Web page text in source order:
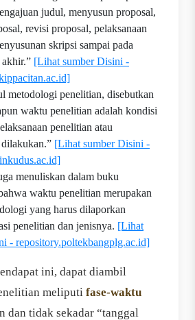
judul, menyusun proposal,
revisi proposal, pelaksanaan
skripsi sampai pada
akhir.” [Lihat sumber Disini -
metodologi penelitian, disebutkan
waktu penelitian adalah kondisi
penelitian atau
[Lihat sumber Disini -
menuliskan dalam buku
waktu penelitian merupakan
yang harus dilaporkan
penelitian dan jenisnya. [Lihat
- repository.poltekbangplg.ac.id]
ini, dapat diambil
meliputi fase-waktu
dan tidak sekadar “tanggal